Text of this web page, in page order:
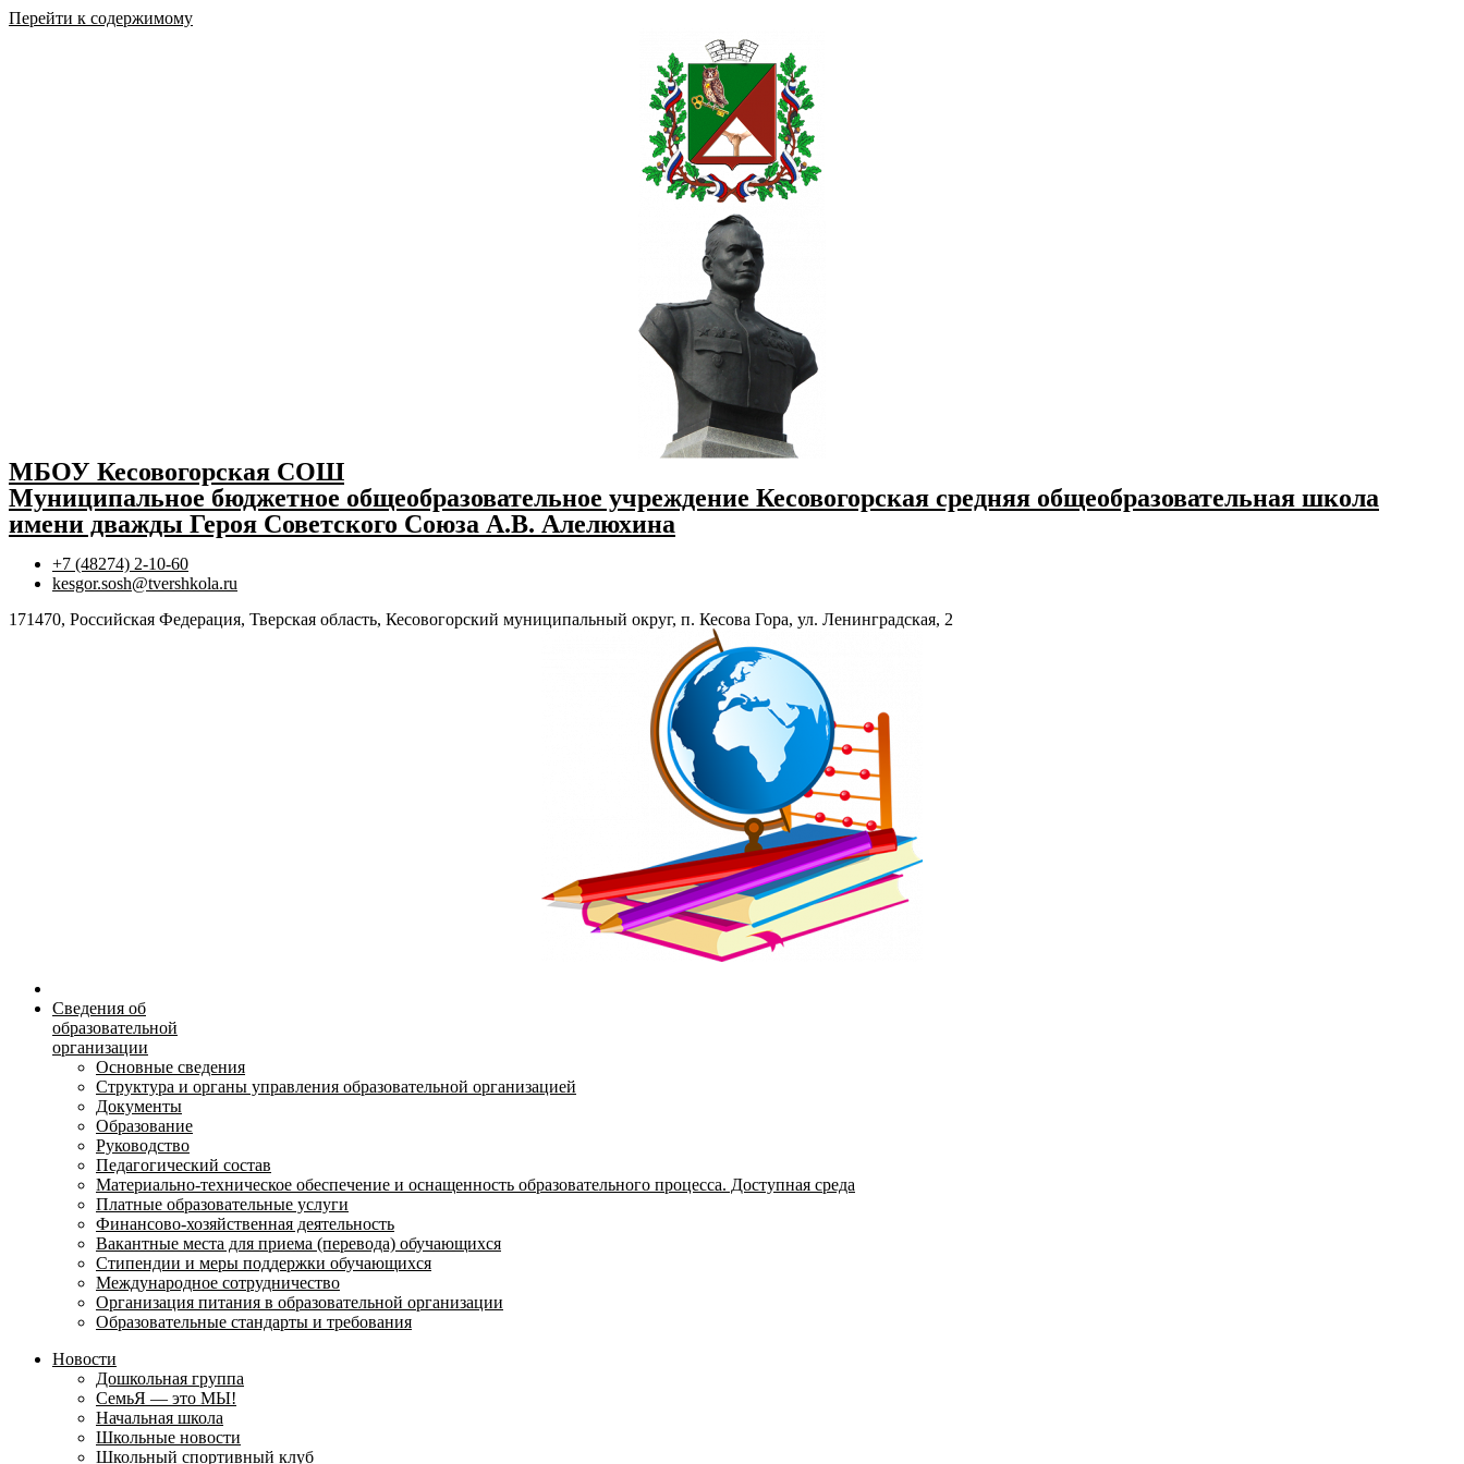
Перейти к содержимому
МБОУ Кесовогорская СОШ
Муниципальное бюджетное общеобразовательное учреждение Кесовогорская средняя общеобразовательная школа
имени дважды Героя Советского Союза А.В. Алелюхина
+7 (48274) 2-10-60
kesgor.sosh@tvershkola.ru
171470, Российская Федерация, Тверская область, Кесовогорский муниципальный округ, п. Кесова Гора, ул. Ленинградская, 2
Сведения об
образовательной
организации
Основные сведения
Структура и органы управления образовательной организацией
Документы
Образование
Руководство
Педагогический состав
Материально-техническое обеспечение и оснащенность образовательного процесса. Доступная среда
Платные образовательные услуги
Финансово-хозяйственная деятельность
Вакантные места для приема (перевода) обучающихся
Стипендии и меры поддержки обучающихся
Международное сотрудничество
Организация питания в образовательной организации
Образовательные стандарты и требования
Новости
Дошкольная группа
СемьЯ — это МЫ!
Начальная школа
Школьные новости
Школьный спортивный клуб